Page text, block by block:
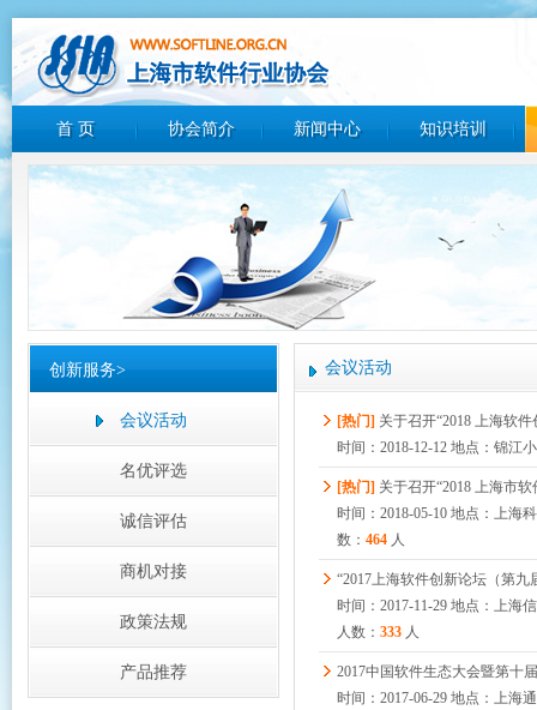
首 页 协会简介 新闻中心 知识培训
创新服务>
会议活动
名优评选
诚信评估
商机对接
政策法规
产品推荐
会议活动
[热门] 关于召开“2018 上海软
时间：2018-12-12 地点：锦江
[热门] 关于召开“2018 上海市
时间：2018-05-10 地点：上海
数： 464 人
“2017上海软件创新论坛（第九
时间：2017-11-29 地点：上海
人数： 333 人
2017中国软件生态大会暨第十
时间：2017-06-29 地点：上海